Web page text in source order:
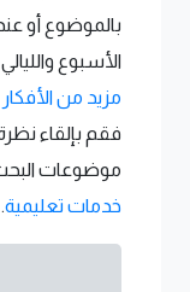
بالموضوع أو
الأسبوع
مزيد من
فقم بإلقاء
موضوعات
خدمات تعليمية.